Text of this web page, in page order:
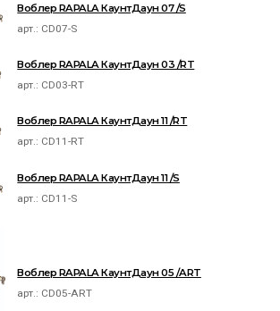
Воблер RAPALA КаунтДаун 07 /S
арт.: CD07-S
Воблер RAPALA КаунтДаун 03 /RT
арт.: CD03-RT
Воблер RAPALA КаунтДаун 11 /RT
арт.: CD11-RT
Воблер RAPALA КаунтДаун 11 /S
арт.: CD11-S
Воблер RAPALA КаунтДаун 05 /ART
арт.: CD05-ART